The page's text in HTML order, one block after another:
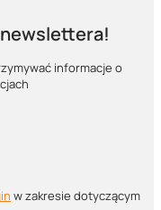
informacje o
​​​ w zakresie dotyczącym